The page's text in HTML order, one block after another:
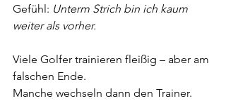
Gefühl: Unterm Strich bin ich kaum
weiter als vorher.
Viele Golfer trainieren fleißig – aber am
falschen Ende.
Manche wechseln dann den Trainer.